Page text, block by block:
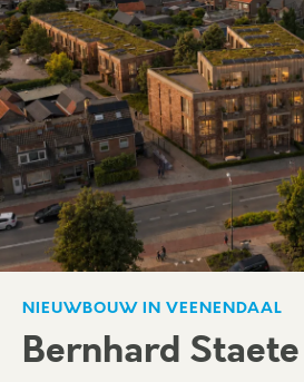
NIEUWBOUW IN VEENENDAAL
Bernhard Staete